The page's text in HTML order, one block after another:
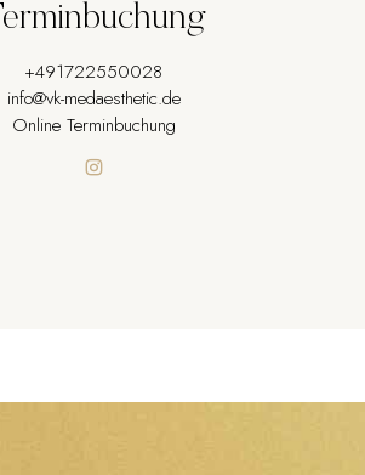
+491722550028
info@vk-medaesthetic.de
Online Terminbuchung